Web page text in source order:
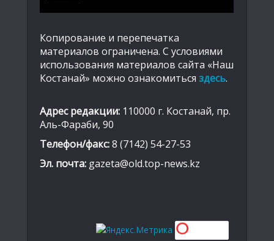
Копирование и перепечатка
материалов ограничена. С условиями
использования материалов сайта «Наш
Костанай» можно ознакомиться здесь.
Адрес редакции: 110000 г. Костанай, пр.
Аль-Фараби, 90
Телефон/факс:8 (7142) 54-27-53
Эл. почта: gazeta@old.top-news.kz